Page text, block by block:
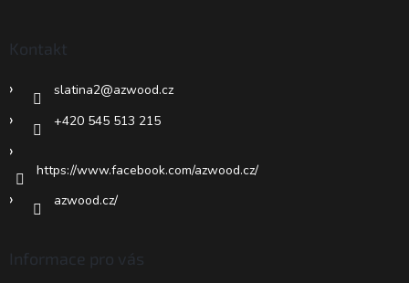
Kontakt
slatina2@azwood.cz
+420 545 513 215
https://www.facebook.com/azwood.cz/
azwood.cz/
Informace pro vás